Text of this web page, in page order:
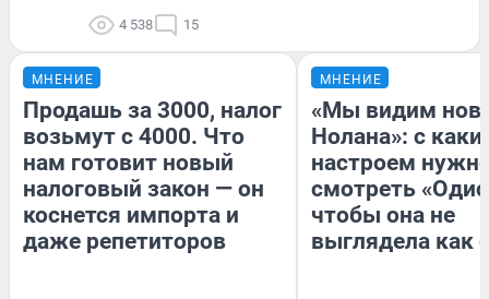
4 538 15
МНЕНИЕ
Продашь за 3000, налог
возьмут с 4000. Что
нам готовит новый
налоговый закон — он
коснется импорта и
даже репетиторов
МНЕНИЕ
«Мы видим
Нолана»: с
настроем
смотреть
чтобы она не
выглядела как